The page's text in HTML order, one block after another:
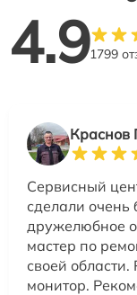
4.91799
Краснов
Сервисный
сделали очень
дружелюбное
мастер по
своей
монитор.